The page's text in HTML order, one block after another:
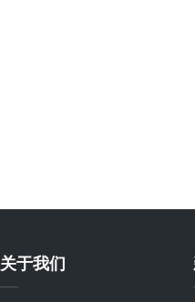
关于我们